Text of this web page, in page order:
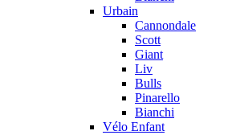
Urbain
Cannondale
Scott
Giant
Liv
Bulls
Pinarello
Bianchi
Vélo Enfant